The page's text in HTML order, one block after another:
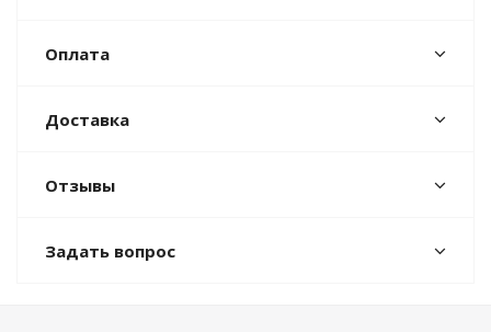
Оплата
Доставка
Отзывы
Задать вопрос